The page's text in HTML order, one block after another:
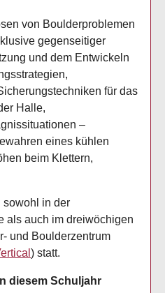
von Boulderproblemen
gegenseitiger
und dem Entwickeln
für das
Halle,
–
eines kühlen
beim Klettern,
sowohl in der
als auch im dreiwöchigen
und Boulderzentrum
) statt.
diesem Schuljahr